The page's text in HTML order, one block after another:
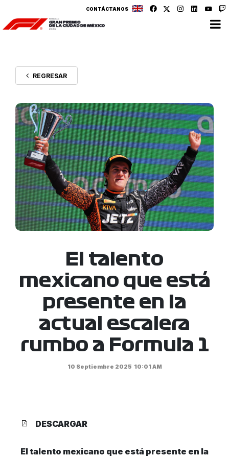
CONTÁCTANOS
REGRESAR
El talento
mexicano que está
presente en la
actual escalera
rumbo a Formula 1
10 Septiembre 2025 10:01 AM
DESCARGAR
El talento mexicano que está presente en la